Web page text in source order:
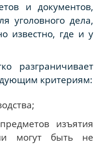
и документов,
уголовного дела,
известно, где и у
разграничивает
критериям:
изъятия
могут быть не